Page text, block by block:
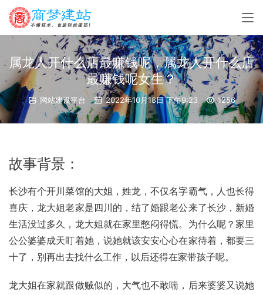
属龙人开什么店最赚钱呢，属龙人开什么店
最赚钱呢女生？
网站建设平台 2022年10月18日 下午9:23 1256
故事背景：
长沙有个开川菜馆的大姐，姓龙，不仅名字霸气，人也长得
喜庆，龙大姐老家是四川的，结了婚跟老公来了长沙，新婚
生活没过多久，龙大姐就在家里憋闷得慌。为什么呢？家里
公公婆婆成天盯着她，说她就该安安心心在家待着，都要三
十了，别再出去找什么工作，以后还得在家带孩子呢。
龙大姐在家就跟做贼似的，大气也不敢喘，后来婆婆又说她